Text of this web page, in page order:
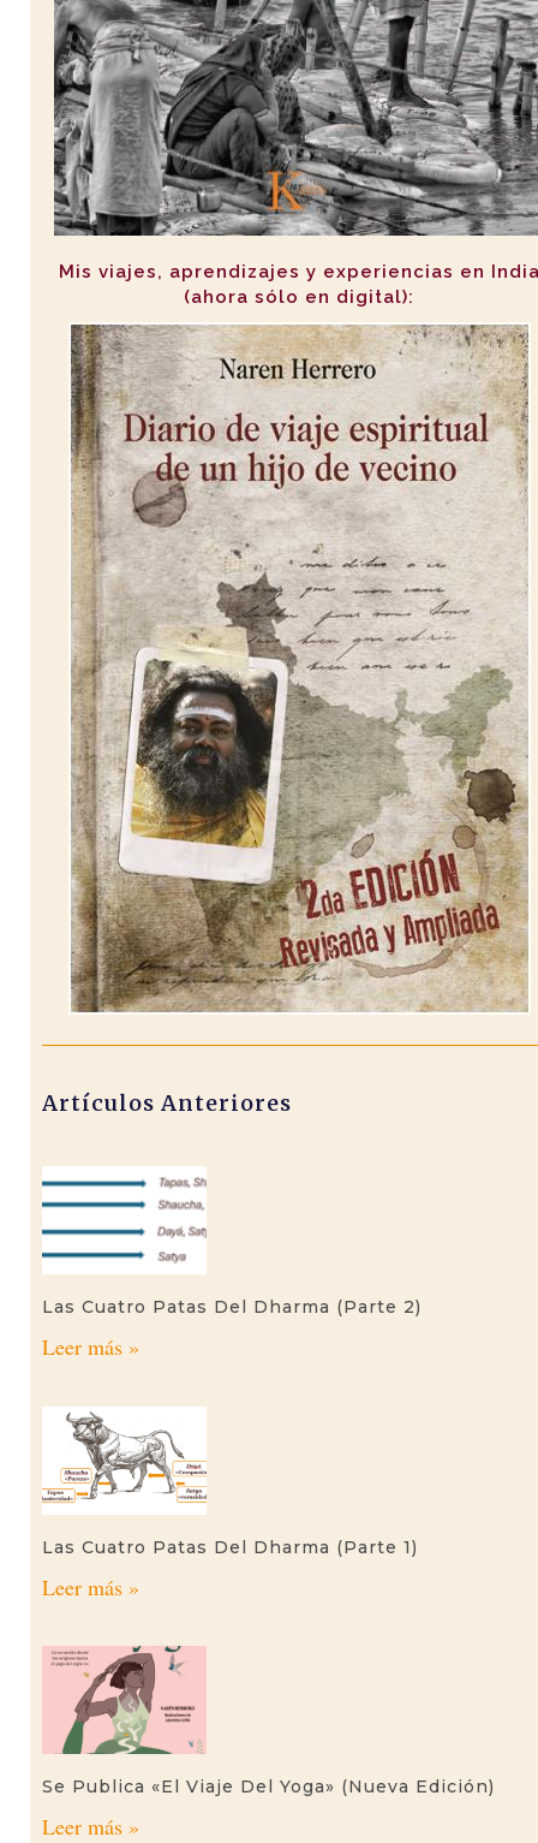
Mis viajes, aprendizajes y experiencias en
(ahora sólo en digital):
Artículos Anteriores
Las Cuatro Patas Del Dharma (parte 2)
Leer más »
Las Cuatro Patas Del Dharma (parte 1)
Leer más »
Se Publica «El Viaje Del Yoga» (nueva Edición)
Leer más »